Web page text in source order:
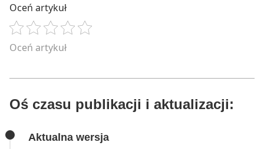
Oceń artykuł
Oceń artykuł
Oś czasu publikacji i aktualizacji:
Aktualna wersja